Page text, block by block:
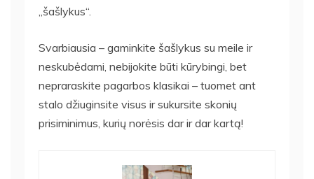
„šašlykus“.
Svarbiausia – gaminkite šašlykus su meile ir
neskubėdami, nebijokite būti kūrybingi, bet
nepraraskite pagarbos klasikai – tuomet ant
stalo džiuginsite visus ir sukursite skonių
prisiminimus, kurių norėsis dar ir dar kartą!